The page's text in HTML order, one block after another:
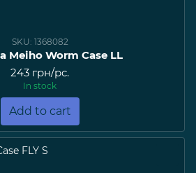
SKU: 1368082
Meiho Worm Case LL
243 грн/pc.
In stock
Add to cart